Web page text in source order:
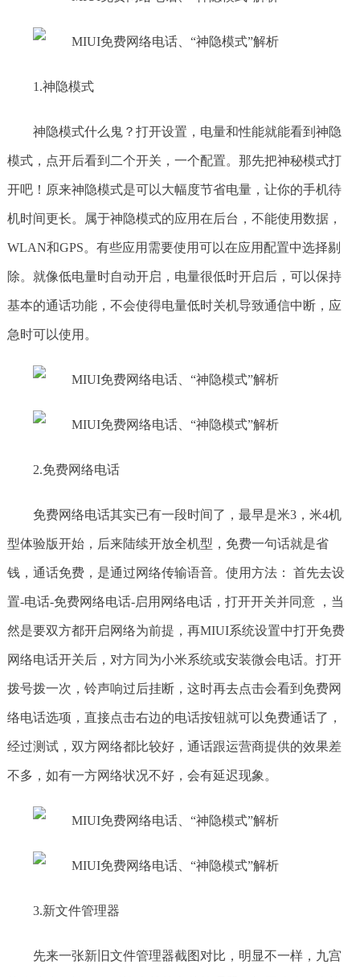
1.神隐模式
神隐模式什么鬼？打开设置，电量和性能就能看到神隐
模式，点开后看到二个开关，一个配置。那先把神秘模式打
开吧！原来神隐模式是可以大幅度节省电量，让你的手机待
机时间更长。属于神隐模式的应用在后台，不能使用数据，
WLAN和GPS。有些应用需要使用可以在应用配置中选择剔
除。就像低电量时自动开启，电量很低时开启后，可以保持
基本的通话功能，不会使得电量低时关机导致通信中断，应
急时可以使用。
2.免费网络电话
免费网络电话其实已有一段时间了，最早是米3，米4机
型体验版开始，后来陆续开放全机型，免费一句话就是省
钱，通话免费，是通过网络传输语音。使用方法： 首先去设
置-电话-免费网络电话-启用网络电话，打开开关并同意 ，当
然是要双方都开启网络为前提，再MIUI系统设置中打开免费
网络电话开关后，对方同为小米系统或安装微会电话。打开
拨号拨一次，铃声响过后挂断，这时再去点击会看到免费网
络电话选项，直接点击右边的电话按钮就可以免费通话了，
经过测试，双方网络都比较好，通话跟运营商提供的效果差
不多，如有一方网络状况不好，会有延迟现象。
3.新文件管理器
先来一张新旧文件管理器截图对比，明显不一样，九宫